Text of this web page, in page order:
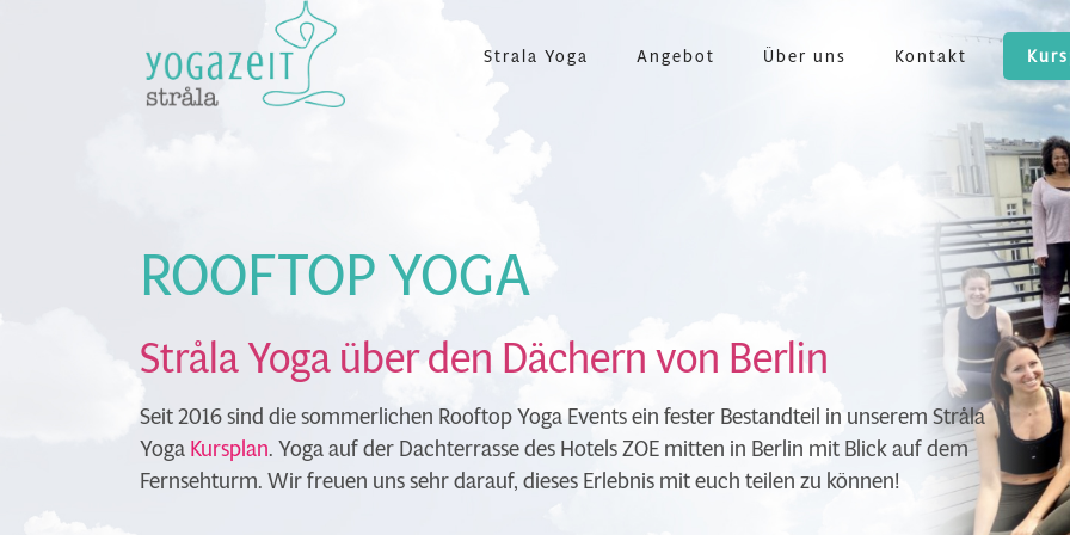
Strala Yoga Angebot Über uns Kontakt
ROOFTOP YOGA
Stråla Yoga über den Dächern von Berlin
Seit 2016 sind die sommerlichen Rooftop Yoga Eventsein fester Bestandteil in unserem Stråla
YogaKursplan. Yoga auf der Dachterrasse des Hotels ZOE mitten in Berlin mit Blick auf dem
Fernsehturm. Wir freuen uns sehr darauf, dieses Erlebnis mit euch teilen zu können!